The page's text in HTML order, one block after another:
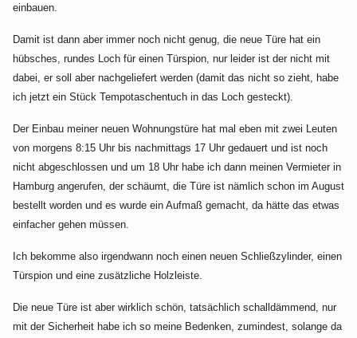
einbauen.
Damit ist dann aber immer noch nicht genug, die neue Türe hat ein
hübsches, rundes Loch für einen Türspion, nur leider ist der nicht mit
dabei, er soll aber nachgeliefert werden (damit das nicht so zieht, habe
ich jetzt ein Stück Tempotaschentuch in das Loch gesteckt).
Der Einbau meiner neuen Wohnungstüre hat mal eben mit zwei Leuten
von morgens 8:15 Uhr bis nachmittags 17 Uhr gedauert und ist noch
nicht abgeschlossen und um 18 Uhr habe ich dann meinen Vermieter in
Hamburg angerufen, der schäumt, die Türe ist nämlich schon im August
bestellt worden und es wurde ein Aufmaß gemacht, da hätte das etwas
einfacher gehen müssen.
Ich bekomme also irgendwann noch einen neuen Schließzylinder, einen
Türspion und eine zusätzliche Holzleiste.
Die neue Türe ist aber wirklich schön, tatsächlich schalldämmend, nur
mit der Sicherheit habe ich so meine Bedenken, zumindest, solange da